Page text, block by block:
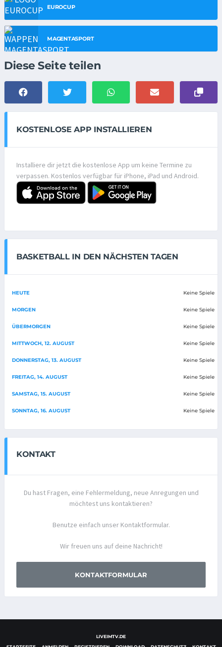
EUROCUP
MAGENTASPORT
Diese Seite teilen
KOSTENLOSE APP INSTALLIEREN
Installiere dir jetzt die kostenlose App um keine Termine zu
verpassen. Kostenlos verfügbar für iPhone, iPad und Android.
BASKETBALL IN DEN NÄCHSTEN TAGEN
HEUTE Keine Spiele
MORGEN Keine Spiele
ÜBERMORGEN Keine Spiele
MITTWOCH, 12. AUGUST Keine Spiele
DONNERSTAG, 13. AUGUST Keine Spiele
FREITAG, 14. AUGUST Keine Spiele
SAMSTAG, 15. AUGUST Keine Spiele
SONNTAG, 16. AUGUST Keine Spiele
KONTAKT
Du hast Fragen, eine Fehlermeldung, neue Anregungen und
möchtest uns kontaktieren?
Benutze einfach unser Kontaktformular.
Wir freuen uns auf deine Nachricht!
KONTAKTFORMULAR
LIVEIMTV.DE